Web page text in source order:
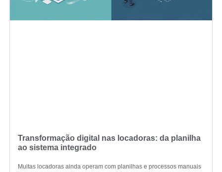
Transformação digital nas locadoras: da planilha
ao sistema integrado
Muitas locadoras ainda operam com planilhas e processos manuais